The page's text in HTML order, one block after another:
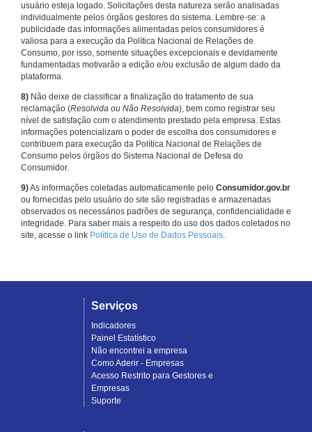
usuário esteja logado. Solicitações desta natureza serão analisadas
individualmente pelos órgãos gestores do sistema. Lembre-se: a
publicidade das informações alimentadas pelos consumidores é
valiosa para a execução da Política Nacional de Relações de
Consumo, por isso, somente situações excepcionais e devidamente
fundamentadas motivarão a edição e/ou exclusão de algum dado da
plataforma.
8) Não deixe de classificar a finalização do tratamento de sua
reclamação (Resolvida ou Não Resolvida), bem como registrar seu
nível de satisfação com o atendimento prestado pela empresa. Estas
informações potencializam o poder de escolha dos consumidores e
contribuem para execução da Política Nacional de Relações de
Consumo pelos órgãos do Sistema Nacional de Defesa do
Consumidor.
9)As informações coletadas automaticamente pelo Consumidor.gov.br
ou fornecidas pelo usuário do site são registradas e armazenadas
observados os necessários padrões de segurança, confidencialidade e
integridade. Para saber mais a respeito do uso dos dados coletados no
site, acesse o link Política de Uso de Dados Pessoais.
Serviços
Indicadores
Painel Estatístico
Não encontrei a empresa
Como Aderir - Empresas
Acesso Restrito para Gestores e
Empresas
Suporte